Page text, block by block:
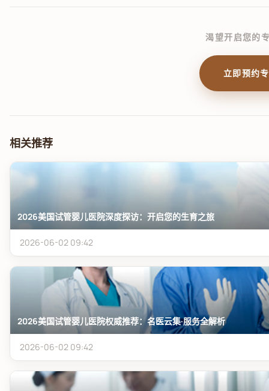
渴望开启您的
立即预约
相关推荐
2026美国试管婴儿医院深度探访：开启您的生育之旅
2026-06-02 09:42
2026美国试管婴儿医院权威推荐：名医云集·服务全解析
2026-06-02 09:42